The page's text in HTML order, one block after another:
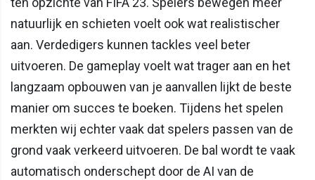
natuurlijk en schieten voelt ook wat realistischer
aan. Verdedigers kunnen tackles veel beter
uitvoeren. De gameplay voelt wat trager aan en het
langzaam opbouwen van je aanvallen lijkt de beste
manier om succes te boeken. Tijdens het spelen
merkten wij echter vaak dat spelers passen van de
grond vaak verkeerd uitvoeren. De bal wordt te vaak
automatisch onderschept door de AI van de